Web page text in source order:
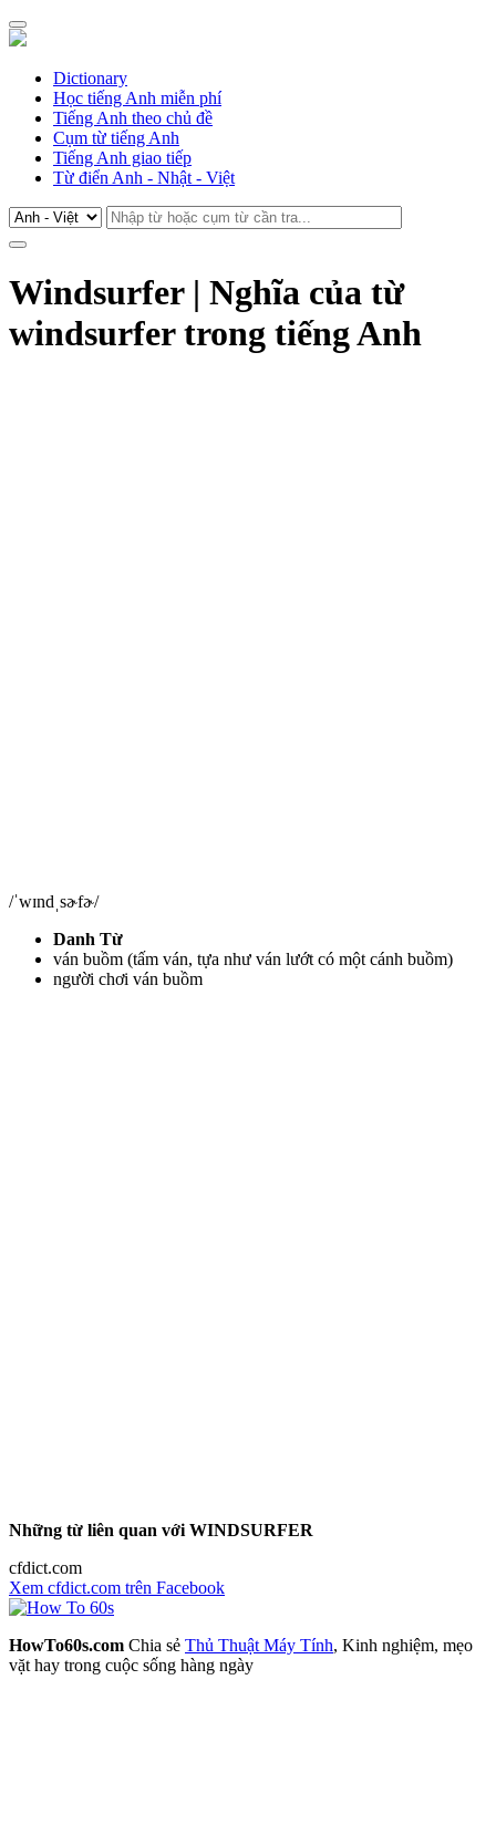
Dictionary
Học tiếng Anh miễn phí
Tiếng Anh theo chủ đề
Cụm từ tiếng Anh
Tiếng Anh giao tiếp
Từ điển Anh - Nhật - Việt
Windsurfer | Nghĩa của từ
windsurfer trong tiếng Anh
/ˈwɪndˌsɚfɚ/
Danh Từ
ván buồm (tấm ván, tựa như ván lướt có một cánh buồm)
người chơi ván buồm
Những từ liên quan với WINDSURFER
cfdict.com
Xem cfdict.com trên Facebook
HowTo60s.com Chia sẻ Thủ Thuật Máy Tính, Kinh nghiệm, mẹo
vặt hay trong cuộc sống hàng ngày